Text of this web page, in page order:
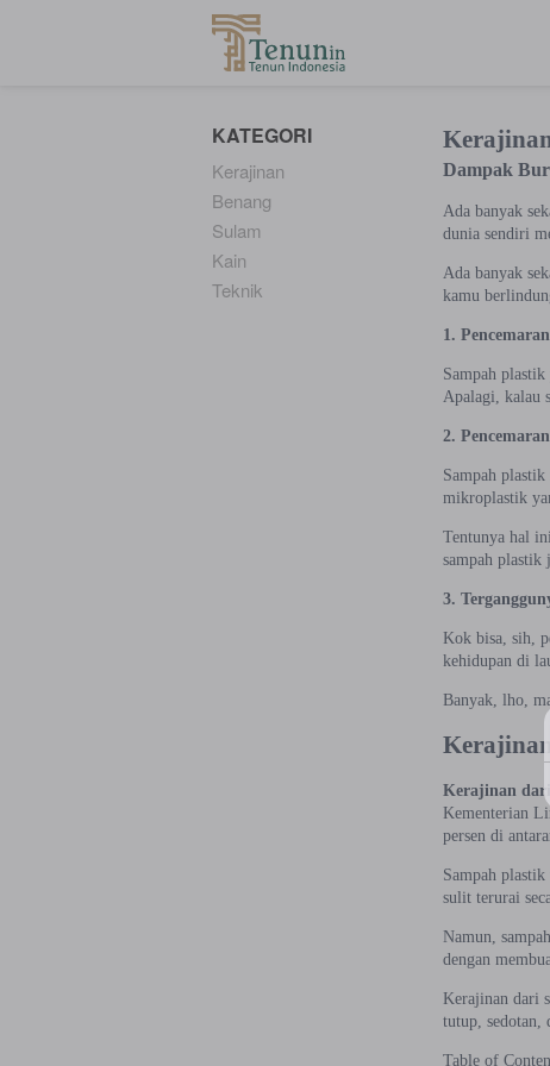
KATEGORI
Kerajinan
Benang
Sulam
Kain
Teknik
Dampak
Ada banyak
dunia sendiri
Ada banyak
kamu
1.
Sampah
Apalagi, kalau
2.
Sampah
mikroplastik
Tentunya hal
sampah plastik
3.
Kok bisa, sih,
kehidupan di
Banyak, lho,
Kerajinan
Kementerian
persen di
Sampah
sulit terurai
Namun,
dengan
Kerajinan dari
tutup, sedotan,
Table of